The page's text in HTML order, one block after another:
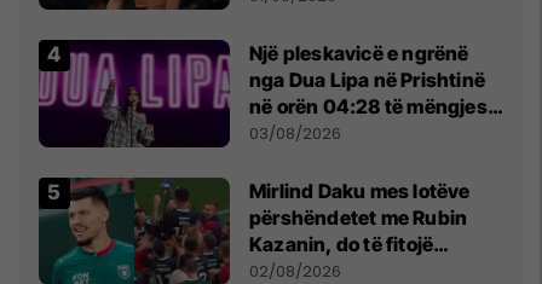
Një pleskavicë e ngrënë
nga Dua Lipa në Prishtinë
në orën 04:28 të mëngjesit
- dhe bota digjitale serbe
03/08/2026
Mirlind Daku mes lotëve
përshëndetet me Rubin
Kazanin, do të fitojë
miliona te Spartak Moska
02/08/2026